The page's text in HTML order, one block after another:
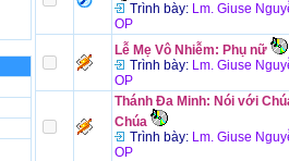
Trình bày: Lm. Giuse
OP
Lễ Mẹ Vô Nhiễm: Phụ nữ
Trình bày: Lm. Giuse
OP
Thánh Đa Minh: Nói với
Chúa
Trình bày: Lm. Giuse
OP